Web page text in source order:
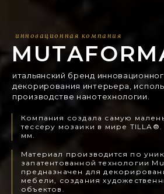
инновационная компания
итальянский бренд
декорирования интерьера,
производстве нанотехнологии.
Компания создала самую
тессеру мозаики в мире TILLA®.
мм.
Материал производится по
запатентованной технологии
предназначен для
мебели, создания
объектов.